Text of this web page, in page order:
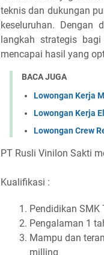
teknis dan dukungan
keseluruhan. Dengan
langkah strategis
mencapai hasil yang
BACA JUGA
Lowongan Kerja
Lowongan Kerja
Lowongan Crew
PT Rusli Vinilon Sakti
Kualifikasi :
Pendidikan
Pengalaman 1
Mampu dan
milling